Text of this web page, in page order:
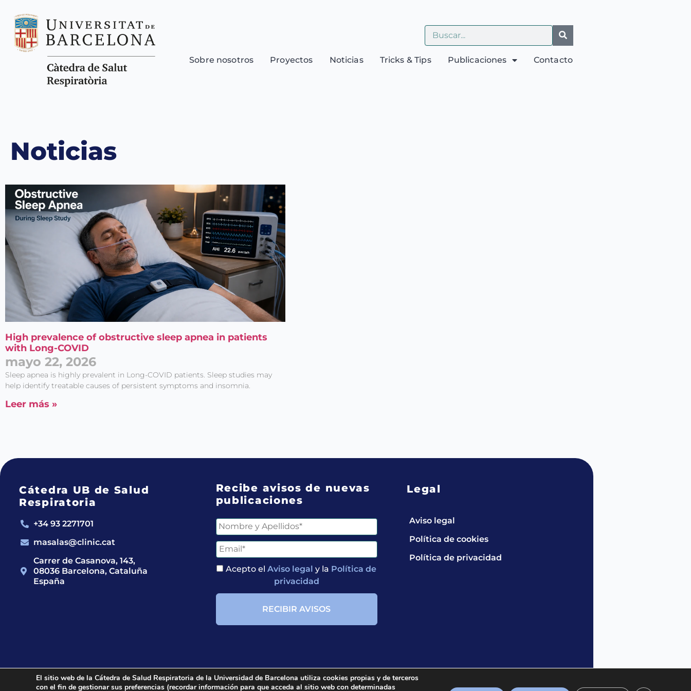
Sobre nosotros Proyectos Noticias Tricks & Tips Publicaciones Contacto
Noticias
High prevalence of obstructive sleep apnea in patients
with Long-COVID
mayo 22, 2026
Sleep apnea is highly prevalent in Long-COVID patients. Sleep studies may
help identify treatable causes of persistent symptoms and insomnia.
Leer más »
Cátedra UB de Salud
Respiratoria
+34 93 2271701
masalas@clinic.cat
Carrer de Casanova, 143,
08036 Barcelona, Cataluña
España
Recibe avisos de nuevas
publicaciones
Acepto elAviso legal y la Política de
privacidad
Legal
Aviso legal
Política de cookies
Política de privacidad
2024 © Cátedra UB de Salud Respiratoria.All rights reserved.
El sitio web de la Cátedra de Salud Respiratoria de la Universidad de Barcelona utiliza cookies propias y de terceros
con el fin de gestionar sus preferencias (recordar información para que acceda al sitio web con determinadas